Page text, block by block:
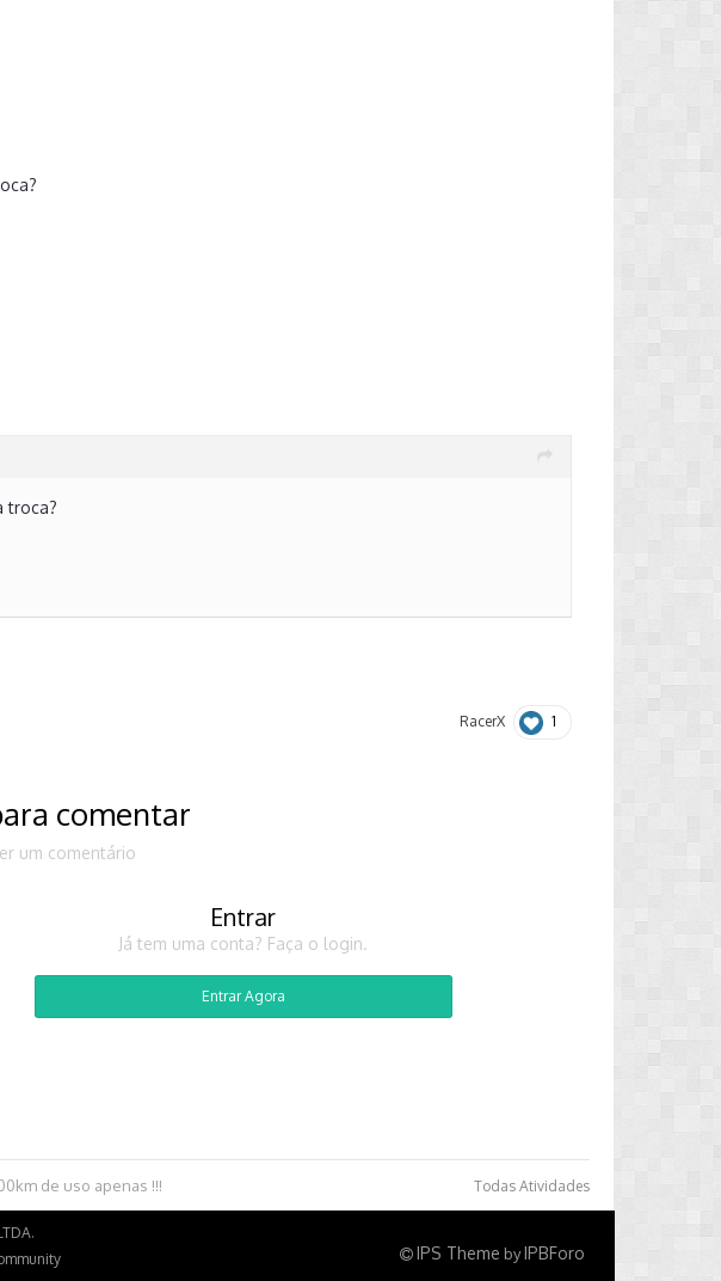
troca?
RacerX 1
comentar
um comentário
Entrar
Já tem uma conta? Faça o login.
Entrar Agora
Todas Atividades
de uso apenas !!!
IPS Theme byIPBForo